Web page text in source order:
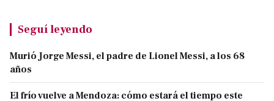
Seguí leyendo
Murió Jorge Messi, el padre de Lionel Messi, a los 68
años
El frío vuelve a Mendoza: cómo estará el tiempo este